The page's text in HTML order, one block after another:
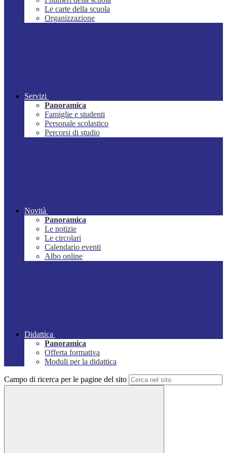
Le carte della scuola
Organizzazione
Servizi
Panoramica
Famiglie e studenti
Personale scolastico
Percorsi di studio
Novità
Panoramica
Le notizie
Le circolari
Calendario eventi
Albo online
Didattica
Panoramica
Offerta formativa
Moduli per la didattica
Campo di ricerca per le pagine del sito